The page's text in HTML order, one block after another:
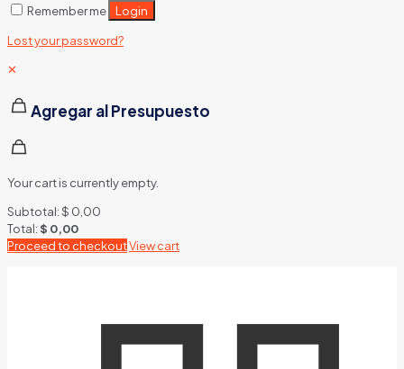
Remember me Login
Lost your password?
✕
Agregar al Presupuesto
Your cart is currently empty.
Subtotal:$ 0,00
Total:$ 0,00
Proceed to checkoutView cart